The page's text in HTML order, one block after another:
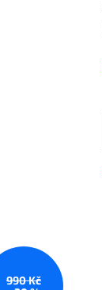
990 Kč